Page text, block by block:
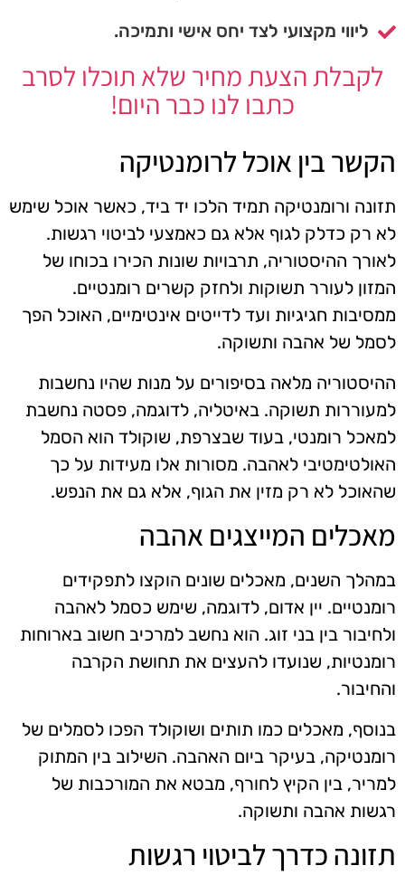
ליווי מקצועי לצד יחס אישי ותמיכה.
לקבלת הצעת מחיר שלא תוכלו לסרב
כתבו לנו כבר היום!
הקשר בין אוכל לרומנטיקה
תזונה ורומנטיקה תמיד הלכו יד ביד, כאשר אוכל שימש
לא רק כדלק לגוף אלא גם כאמצעי לביטוי רגשות.
לאורך ההיסטוריה, תרבויות שונות הכירו בכוחו של
המזון לעורר תשוקות ולחזק קשרים רומנטיים.
ממסיבות חגיגיות ועד לדייטים אינטימיים, האוכל הפך
לסמל של אהבה ותשוקה.
ההיסטוריה מלאה בסיפורים על מנות שהיו נחשבות
למעוררות תשוקה. באיטליה, לדוגמה, פסטה נחשבת
למאכל רומנטי, בעוד שבצרפת, שוקולד הוא הסמל
האולטימטיבי לאהבה. מסורות אלו מעידות על כך
שהאוכל לא רק מזין את הגוף, אלא גם את הנפש.
מאכלים המייצגים אהבה
במהלך השנים, מאכלים שונים הוקצו לתפקידים
רומנטיים. יין אדום, לדוגמה, שימש כסמל לאהבה
ולחיבור בין בני זוג. הוא נחשב למרכיב חשוב בארוחות
רומנטיות, שנועדו להעצים את תחושת הקרבה
והחיבור.
בנוסף, מאכלים כמו תותים ושוקולד הפכו לסמלים של
רומנטיקה, בעיקר ביום האהבה. השילוב בין המתוק
למריר, בין הקיץ לחורף, מבטא את המורכבות של
רגשות אהבה ותשוקה.
תזונה כדרך לביטוי רגשות